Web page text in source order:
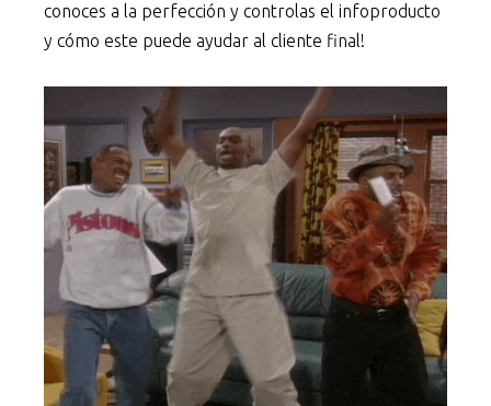
conoces a la perfección y controlas el infoproducto
y cómo este puede ayudar al cliente final!